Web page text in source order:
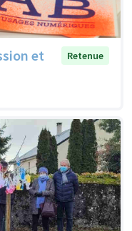
et
Retenue